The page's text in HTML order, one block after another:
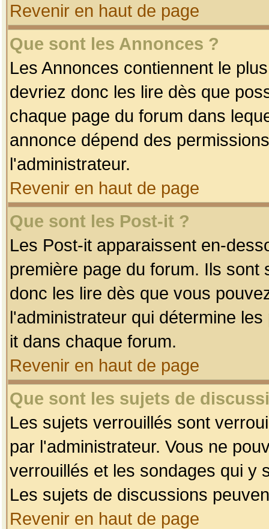
Revenir en haut de page
Que sont les Annonces ?
Les Annonces contiennent le
devriez donc les lire dès que
chaque page du forum dans
annonce dépend des
l'administrateur.
Revenir en haut de page
Que sont les Post-it ?
Les Post-it apparaissent en-
première page du forum. Ils
donc les lire dès que vous
l'administrateur qui détermine
it dans chaque forum.
Revenir en haut de page
Que sont les sujets de
Les sujets verrouillés sont
par l'administrateur. Vous ne
verrouillés et les sondages qui y
Les sujets de discussions
Revenir en haut de page